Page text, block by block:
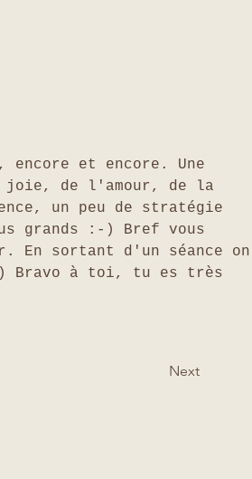
encore et encore. Une
joie, de l'amour, de la
un peu de stratégie
grands :-) Bref vous
En sortant d'un séance on
Bravo à toi, tu es très
Next